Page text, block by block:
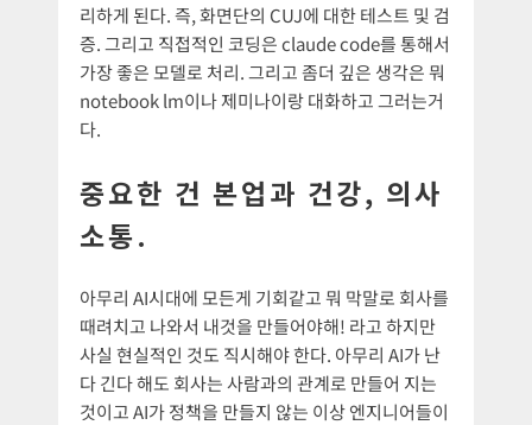
리하게 된다. 즉, 화면단의 CUJ에 대한 테스트 및 검
증. 그리고 직접적인 코딩은 claude code를 통해서
가장 좋은 모델로 처리. 그리고 좀더 깊은 생각은 뭐
notebook lm이나 제미나이랑 대화하고 그러는거
다.
중요한 건 본업과 건강, 의사
소통.
아무리 AI시대에 모든게 기회같고 뭐 막말로 회사를
때려치고 나와서 내것을 만들어야해! 라고 하지만
사실 현실적인 것도 직시해야 한다. 아무리 AI가 난
다 긴다 해도 회사는 사람과의 관계로 만들어 지는
것이고 AI가 정책을 만들지 않는 이상 엔지니어들이